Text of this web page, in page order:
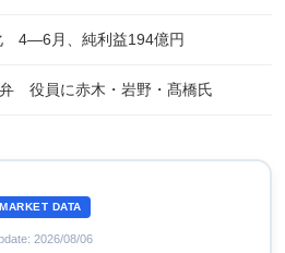
4―6月、純利益194億円
役員に赤木・岩野・髙橋氏
MARKET DATA
2026/08/06